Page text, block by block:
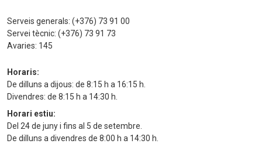
Serveis generals: (+376) 73 91 00
Servei tècnic: (+376) 73 91 73
Avaries: 145
Horaris:
De dilluns a dijous: de 8:15 h a 16:15 h.
Divendres: de 8:15 h a 14:30 h.
Horari estiu:
Del 24 de juny i fins al 5 de setembre.
De dilluns a divendres de 8:00 h a 14:30 h.